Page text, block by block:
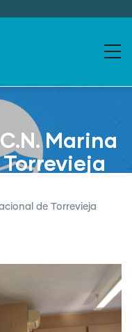
Marina
de Torrevieja